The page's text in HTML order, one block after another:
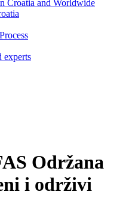
Croatia and Worldwide
experts
Održana
i održivi